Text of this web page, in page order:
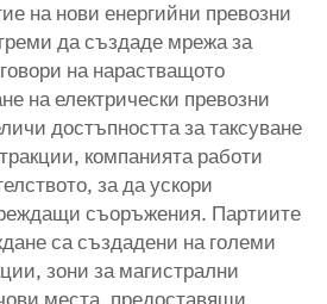
на нови енергийни превозни
да създаде мрежа за
на нарастващото
на електрически превозни
достъпността за таксуване
компанията работи
за да ускори
съоръжения. Партиите
са създадени на големи
зони за магистрални
места, предоставящи